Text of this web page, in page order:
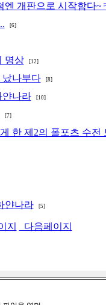
엔 개판으로 시작함다~
[6]
명상 [12]
났나부다 [8]
얀나라 [10]
[7]
한 제2의 폴포츠 수전
얀나라 [5]
지 다음페이지